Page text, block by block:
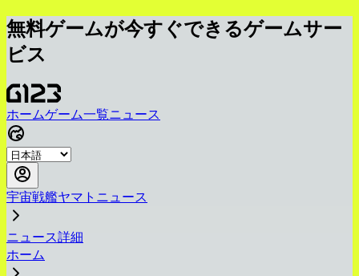
無料ゲームが今すぐできるゲームサー
ビス
ホームゲーム一覧ニュース
宇宙戦艦ヤマトニュース
ニュース詳細
ホーム